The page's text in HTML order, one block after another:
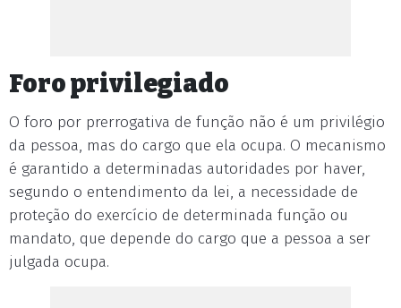
Foro privilegiado
O foro por prerrogativa de função não é um privilégio
da pessoa, mas do cargo que ela ocupa. O mecanismo
é garantido a determinadas autoridades por haver,
segundo o entendimento da lei, a necessidade de
proteção do exercício de determinada função ou
mandato, que depende do cargo que a pessoa a ser
julgada ocupa.